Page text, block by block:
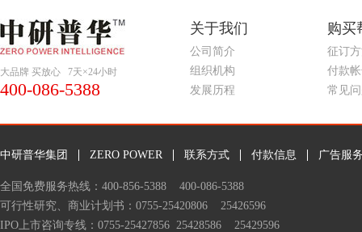
大品牌 买放心 7天×24小时
400-086-5388
关于我们
公司简介
组织机构
发展历程
购买
征订
付款
常见
中研普华集团 ZERO POWER 联系方式 付款信息 广告服
全国免费服务热线：400-856-5388 400-086-5388
可行性研究、 商业计划书 ：0755-25420806 25426596
IPO上市咨询专线：0755-25427856 25428586 25429596